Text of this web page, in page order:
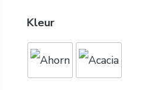
Kleur